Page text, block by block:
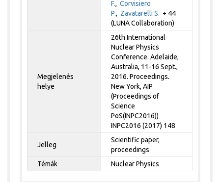
F.,Corvisiero
P., Zavatarelli S. + 44
(LUNA Collaboration)
Megjelenés
helye
26th International
Nuclear Physics
Conference. Adelaide,
Australia, 11-16 Sept.,
2016. Proceedings.
New York, AIP
(Proceedings of
Science
PoS(INPC2016))
INPC2016 (2017) 148
Jelleg
Scientific paper,
proceedings
Témák
Nuclear Physics